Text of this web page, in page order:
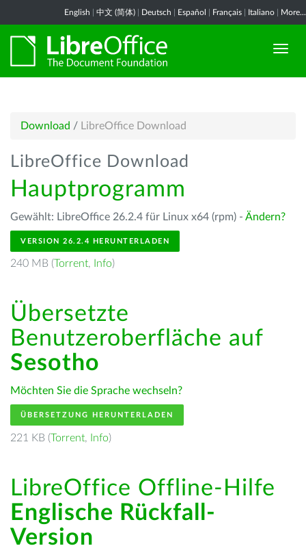
English 中文 (简体) Deutsch Español Français Italiano More...
Download / LibreOffice Download
LibreOffice Download
Hauptprogramm
Gewählt: LibreOffice 26.2.4 für Linux x64 (rpm) - Ändern?
VERSION 26.2.4 HERUNTERLADEN
240 MB (Torrent, Info)
Übersetzte
Benutzeroberfläche auf
Sesotho
Möchten Sie die Sprache wechseln?
ÜBERSETZUNG HERUNTERLADEN
221 KB (Torrent, Info)
LibreOffice Offline-Hilfe
Englische Rückfall-
Version